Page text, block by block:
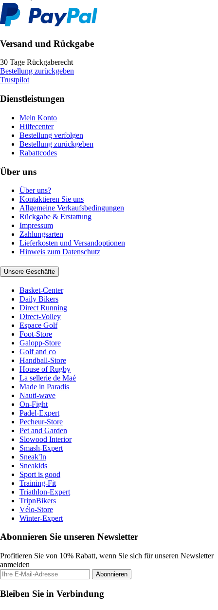
Versand und Rückgabe
30 Tage Rückgaberecht
Bestellung zurückgeben
Trustpilot
Dienstleistungen
Mein Konto
Hilfecenter
Bestellung verfolgen
Bestellung zurückgeben
Rabattcodes
Über uns
Über uns?
Kontaktieren Sie uns
Allgemeine Verkaufsbedingungen
Rückgabe & Erstattung
Impressum
Zahlungsarten
Lieferkosten und Versandoptionen
Hinweis zum Datenschutz
Unsere Geschäfte
Basket-Center
Daily Bikers
Direct Running
Direct-Volley
Espace Golf
Foot-Store
Galopp-Store
Golf and co
Handball-Store
House of Rugby
La sellerie de Maé
Made in Paradis
Nauti-wave
On-Fight
Padel-Expert
Pecheur-Store
Pet and Garden
Slowood Interior
Smash-Expert
Sneak'In
Sneakids
Sport is good
Training-Fit
Triathlon-Expert
TripnBikers
Vélo-Store
Winter-Expert
Abonnieren Sie unseren Newsletter
Profitieren Sie von 10% Rabatt, wenn Sie sich für unseren Newsletter
anmelden
Abonnieren
Bleiben Sie in Verbindung